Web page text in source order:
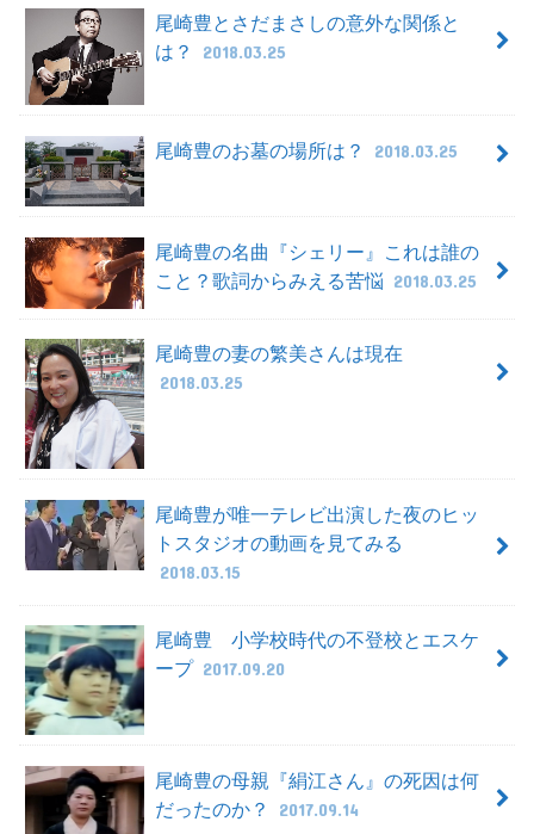
尾崎豊とさだまさしの意外な関係と
は？
2018.03.25
尾崎豊のお墓の場所は？ 2018.03.25
尾崎豊の名曲『シェリー』これは誰の
こと？歌詞からみえる苦悩 2018.03.25
尾崎豊の妻の繁美さんは現在
2018.03.25
尾崎豊が唯一テレビ出演した夜のヒッ
トスタジオの動画を見てみる
2018.03.15
尾崎豊 小学校時代の不登校とエスケ
ープ 2017.09.20
尾崎豊の母親『絹江さん』の死因は何
だったのか？
2017.09.14